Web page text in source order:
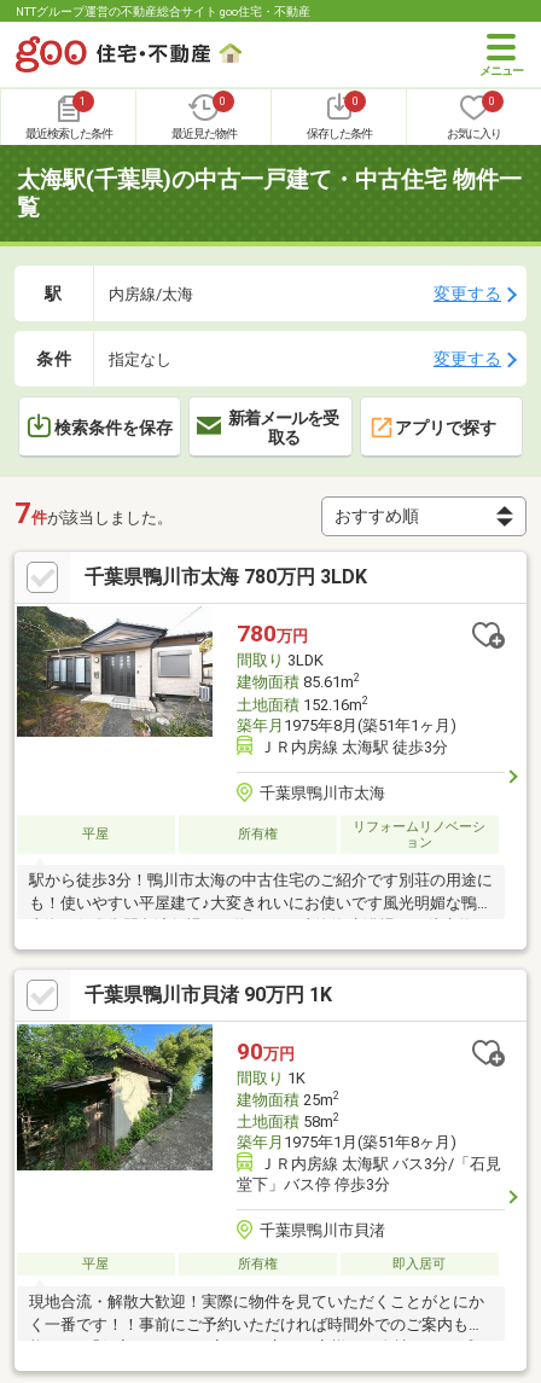
NTTグループ運営の不動産総合サイト goo住宅・不動産
1
最近検索した条件
0
最近見た物件
0
保存した条件
0
お気に入り
太海駅(千葉県)の中古一戸建て・中古住宅 物件一
覧
駅 内房線/太海 変更する
条件 指定なし 変更する
検索条件を保存
新着メールを受
取る
アプリで探す
7件が該当しました。
千葉県鴨川市太海 780万円 3LDK
780万円
間取り 3LDK
建物面積85.61m2
土地面積152.16m2
築年月 1975年8月(築51年1ヶ月)
ＪＲ内房線 太海駅 徒歩3分
千葉県鴨川市太海
平屋 所有権
リフォームリノベーシ
ョン
駅から徒歩3分！鴨川市太海の中古住宅のご紹介です別荘の用途に
も！使いやすい平屋建て♪大変きれいにお使いです風光明媚な鴨川
分！夏の海水浴、シーズンオフにはシーグラスや貝殻、流木拾い
も♪鴨川バイパス外房黒潮ライン（国道128号）にアクセス良好
千葉県鴨川市貝渚 90万円 1K
90万円
間取り 1K
建物面積25m2
土地面積58m2
築年月 1975年1月(築51年8ヶ月)
ＪＲ内房線 太海駅 バス3分/「石見
堂下」バス停 停歩3分
千葉県鴨川市貝渚
平屋 所有権 即入居可
現地合流・解散大歓迎！実際に物件を見ていただくことがとにか
く一番です！！事前にご予約いただければ時間外でのご案内も可
住宅ローンを取り扱っている弊社だからこそ出来るご提案がござ